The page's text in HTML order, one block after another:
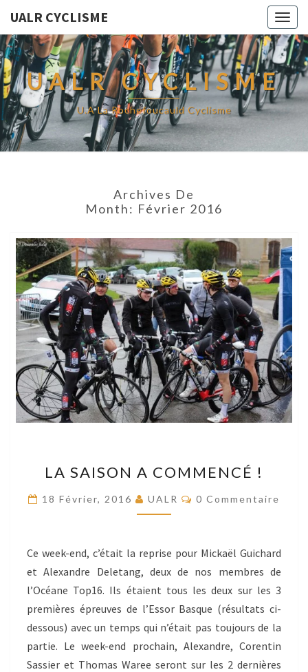
UALR CYCLISME
UALR CYCLISME
U.A La Rochefoucauld Cyclisme
Archives De
Month: Février 2016
SAISON
A
COMMENCÉ
LA SAISON A COMMENCÉ !
18 Février, 2016 UALR Commentaires
0 Commentaire
Ce week-end, c’était la reprise pour Mickaël Guichard
et Alexandre Deletang, deux de nos membres de
l’Océane Top16. Ils étaient tous les deux sur les 3
premières épreuves de l’Essor Basque (résultats ci-
dessous) avec un temps qui n’était pas toujours de la
partie. Le week-end prochain, Alexandre, Corentin
Sassier et Thomas Waree seront sur les 2 dernières